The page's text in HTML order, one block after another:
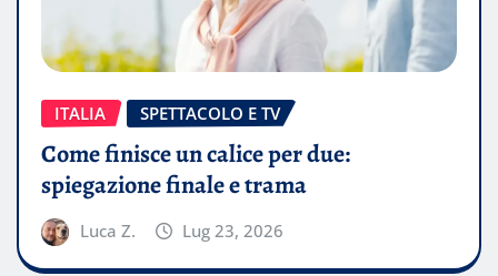
ITALIA SPETTACOLO E TV
Come finisce un calice per due:
spiegazione finale e trama
Luca Z. Lug 23, 2026